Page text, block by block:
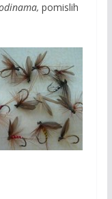
pomislih